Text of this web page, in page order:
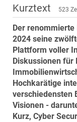
IMMOBILIEN
IMMOcontract
KOBAN SÜDVERS
MST Muhr
ÖKO-Wohnbau
PAYUCA
Raiffeisen Property
Kurztext 523
Der
2024 seine
Plattform voller
Diskussionen
Hochkarätige
verschiedensten
Visionen -
Kurz, Cyber